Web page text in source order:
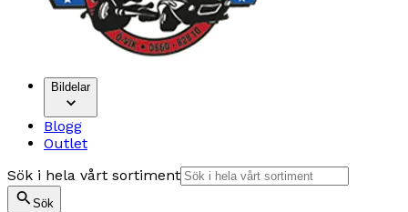
Bildelar
Blogg
Outlet
Sök i hela vårt sortiment
Sök